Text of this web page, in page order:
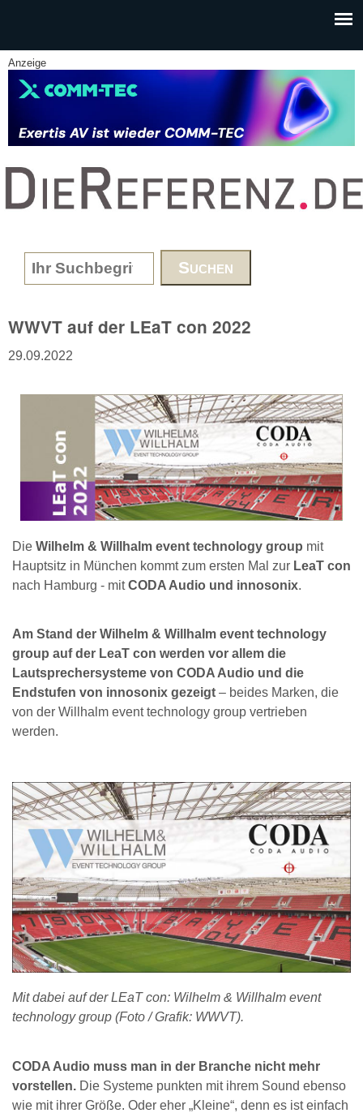
Anzeige
www.DieReferenz.de
Search form
WWVT auf der LEaT con 2022
29.09.2022
Die Wilhelm & Willhalm event technology group mit
Hauptsitz in München kommt zum ersten Mal zur LeaT con
nach Hamburg - mitCODA Audio und innosonix.
Am Stand der Wilhelm & Willhalm event technology
group auf der LeaT con werden vor allem die
Lautsprechersysteme von CODA Audio und die
Endstufen von innosonix gezeigt – beides Marken, die
von der Willhalm event technology group vertrieben
werden.
Mit dabei auf der LEaT con: Wilhelm & Willhalm event
technology group (Foto / Grafik: WWVT).
CODA Audio muss man in der Branche nicht mehr
vorstellen. Die Systeme punkten mit ihrem Sound ebenso
wie mit ihrer Größe. Oder eher „Kleine“, denn es ist einfach